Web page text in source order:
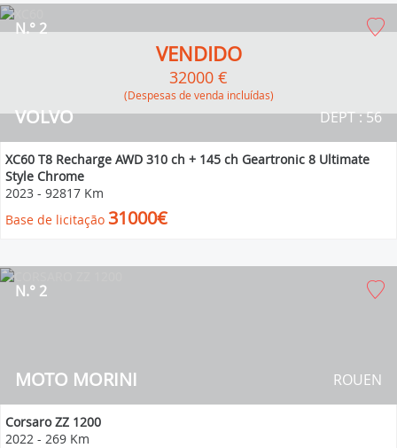
VOLVO
N.° 2
DEPT : 56
VENDIDO
32000 €
(Despesas de venda incluídas)
XC60 T8 Recharge AWD 310 ch + 145 ch Geartronic 8 Ultimate
Style Chrome
2023 - 92817 Km
Base de licitação 31000€
MOTO MORINI
N.° 2
ROUEN
Corsaro ZZ 1200
2022 - 269 Km